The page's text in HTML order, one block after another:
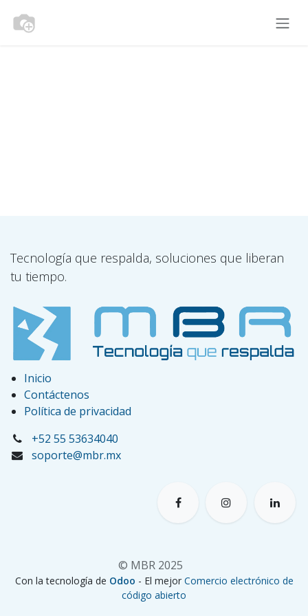
Tecnología que respalda, soluciones que liberan
tu tiempo.
Inicio
Contáctenos
Política de privacidad
+52 55 53634040
soporte@mbr.mx
© MBR 2025
Con la tecnología de Odoo - El mejor Comercio electrónico de
código abierto